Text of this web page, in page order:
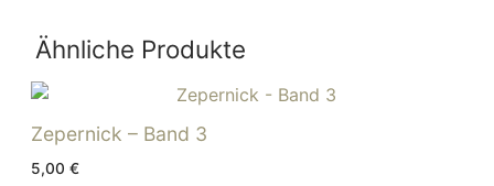
Ähnliche Produkte
Zepernick – Band 3
5,00 €